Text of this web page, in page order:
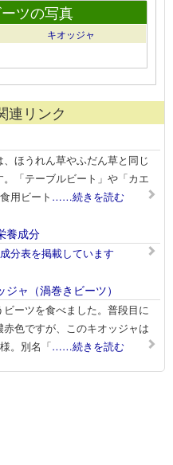
ツの写真
キオッジャ
連リンク
ほうれん草やふだん草と同じ
。「テーブルビート」や「カエ
用ビート ……続きを読む
養成分
分表を掲載しています
ャ（渦巻きビーツ）
ビーツを食べました。普段目に
色ですが、このキオッジャは
。別名「……続きを読む